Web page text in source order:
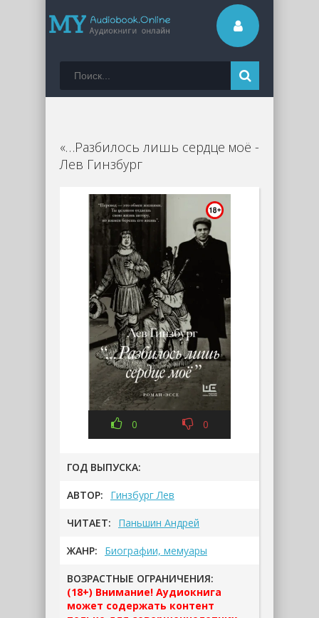
«…Разбилось лишь сердце моё -
Лев Гинзбург
0 0
ГОД ВЫПУСКА:
АВТОР: Гинзбург Лев
ЧИТАЕТ: Паньшин Андрей
ЖАНР: Биографии, мемуары
ВОЗРАСТНЫЕ ОГРАНИЧЕНИЯ:
(18+) Внимание! Аудиокнига
может содержать контент